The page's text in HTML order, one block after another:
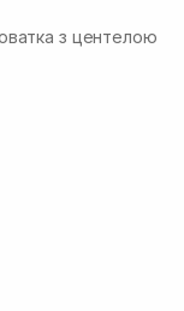
з центелою